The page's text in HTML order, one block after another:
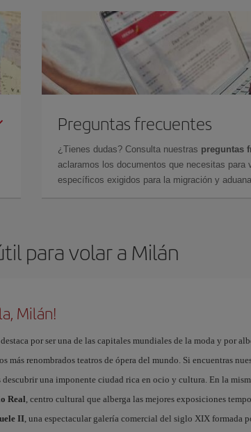
Preguntas frecuentes
¿Tienes dudas? Consulta nuestras preguntas
aclaramos los documentos que necesitas
específicos exigidos para la migración y
para volar a Milán
Milán!
por ser una de las capitales mundiales de la moda y por
más renombrados teatros de ópera del mundo. Si encuentras
descubrir una imponente ciudad rica en ocio y cultura. En la
Real, centro cultural que alberga las mejores exposiciones
II, una espectacular galería comercial del siglo XIX formada